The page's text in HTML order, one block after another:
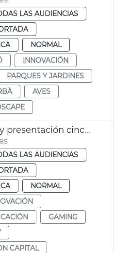
LAS AUDIENCIAS
NORMAL
INNOVACIÓN
PARQUES Y JARDINES
AVES
València Game City presentación cinco proyectes educación con videojuegos
LAS AUDIENCIAS
NORMAL
GAMING
CAPITAL